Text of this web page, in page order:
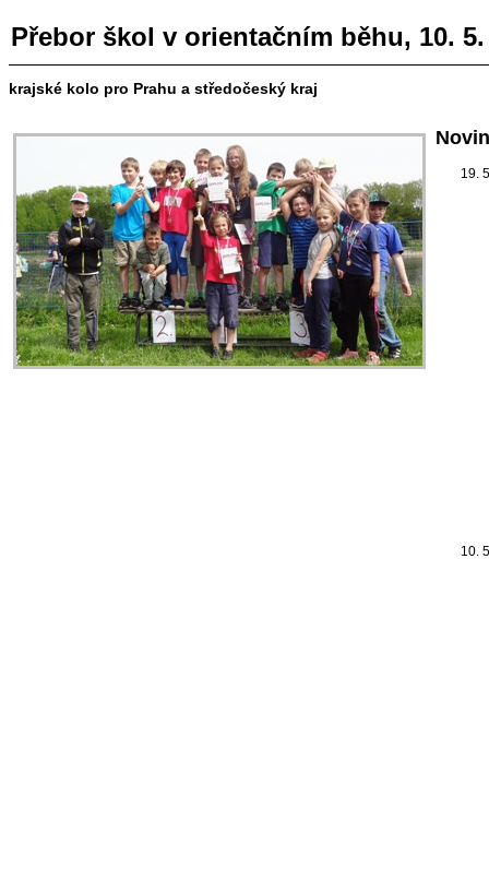
Přebor škol v orientačním běhu, 10.
krajské kolo pro Prahu a středočeský kraj
19.
10.